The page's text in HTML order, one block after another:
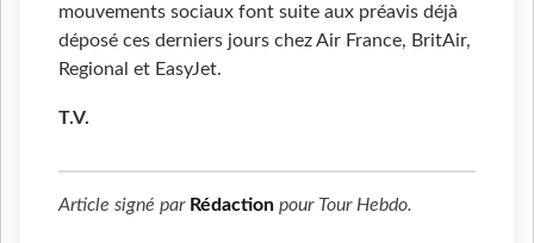
mouvements sociaux font suite aux préavis déjà
déposé ces derniers jours chez Air France, BritAir,
Regional et EasyJet.
T.V.
Article signé par Rédaction pour Tour Hebdo.